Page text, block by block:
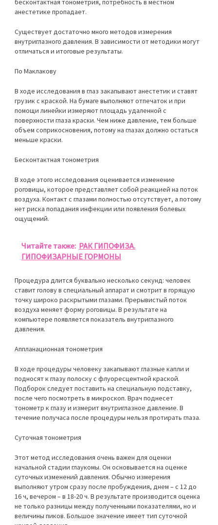
анестетике пропадает.
Существует достаточно много методов измерения
внутриглазного давления. В зависимости от методики могут
отличаться и итоговые результаты.
По Маклакову
В ходе исследования в глаз закапывают анестетик и ставят
грузик с краской. На бумаге выполняют отпечаток и при
помощи линейки измеряют площадь удаленной с
поверхности глаза краски. Чем ниже давление, тем больше
объем соприкосновения, потому на глазах должно остаться
меньше краски.
Бесконтактная тонометрия
В ходе этого исследования оценивается изменение
роговицы, которое представляет собой реакцией на поток
воздуха. Контакт с глазами полностью отсутствует, а потому
нет риска попадания инфекции или появления болевых
ощущений.
Читайте также: РАК ГИПОФИЗА.
ГИПОФИЗАРНЫЕ ГОРМОНЫ
Процедура длится буквально несколько секунд: человек
ставит голову в специальный аппарат и смотрит в горящую
точку широко раскрытыми глазами. Прерывистый поток
воздуха меняет форму роговицы. В результате на
компьютере появляется показатель внутриглазного
давления.
Аппланационная тонометрия
В ходе процедуры человеку закапывают глазные капли и
подносят к глазу полоску с флуоресцентной краской.
Подборок следует поставить на специальную подставку,
после чего посмотреть в микроскоп. Врач поднесет
тонометр к глазу и измерит внутриглазное давление. В
течение получаса после процедуры нельзя протирать глаза.
Суточная тонометрия
Этот метод исследования очень важен для оценки
начальной стадии глаукомы. Он основывается на оценке
суточных изменений давления. Обычно измерения
выполняют утром сразу после пробуждения, днем – с 12 до
16 ч, вечером – в 18-20 ч. В результате производится оценка
не только разницы между полученными показателями, но и
величины пиков. Большое значение имеет тип суточной